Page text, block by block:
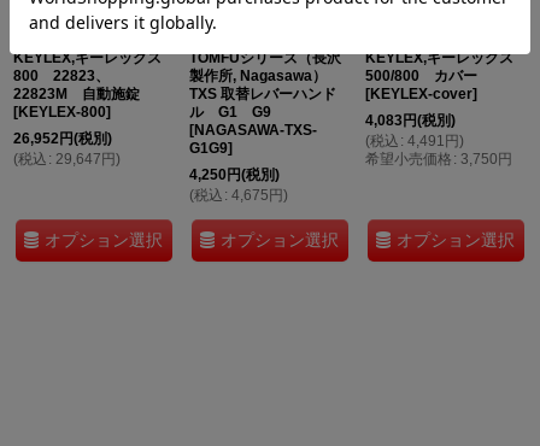
KEYLEX,キーレックス
800 22823、
22823M 自動施錠
[KEYLEX-800]
26,952円(税別)
(税込 : 29,647円)
オプション選択
TOMFUシリーズ（長沢
製作所, Nagasawa）
TXS 取替レバーハンド
ル G1 G9
[NAGASAWA-TXS-
G1G9]
4,250円(税別)
(税込 : 4,675円)
オプション選択
KEYLEX,キーレックス
500/800 カバー
[KEYLEX-cover]
4,083円(税別)
(税込 : 4,491 円)
希望小売価格 : 3,750円
オプション選択